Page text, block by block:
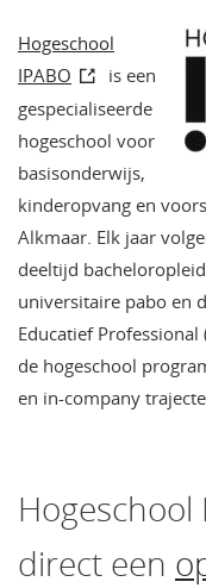
Hogeschool
IPABO
is een
gespecialiseerde
hogeschool voor
basisonderwijs,
kinderopvang en
Alkmaar. Elk jaar
deeltijd
universitaire pabo en
Educatief Professional
de hogeschool
en in-company
Hogeschool
direct een